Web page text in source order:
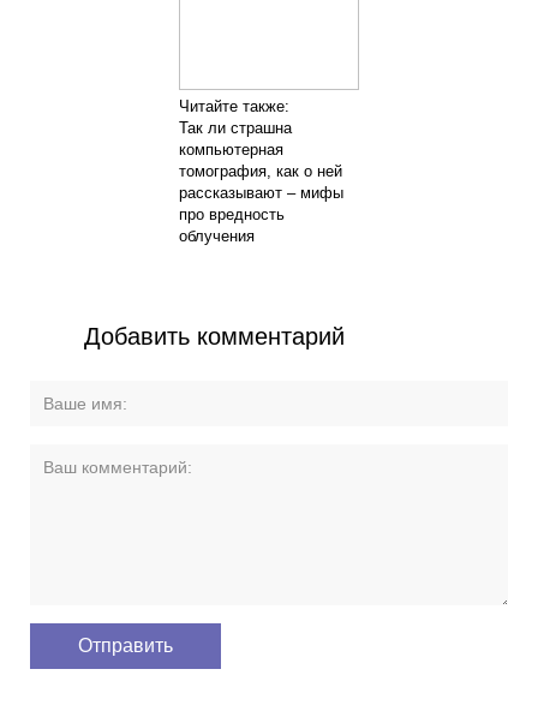
Читайте также:
Так ли страшна
компьютерная
томография, как о ней
рассказывают – мифы
про вредность
облучения
Добавить комментарий